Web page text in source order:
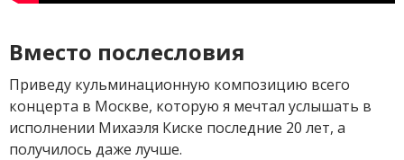
Вместо послесловия
Приведу кульминационную композицию всего
концерта в Москве, которую я мечтал услышать в
исполнении Михаэля Киске последние 20 лет, а
получилось даже лучше.